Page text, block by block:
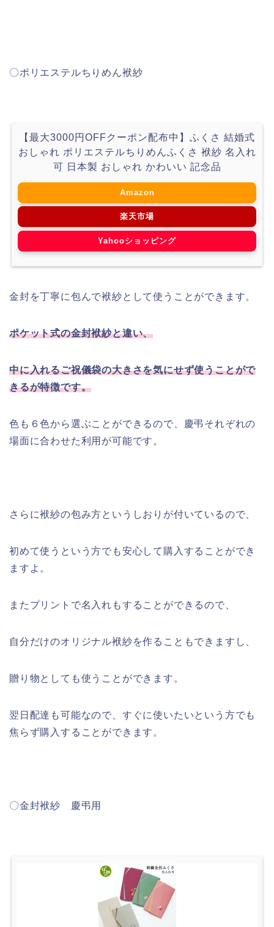
〇ポリエステルちりめん袱紗
【最大3000円OFFクーポン配布中】ふくさ 結婚式
おしゃれ ポリエステルちりめんふくさ 袱紗 名入れ
可 日本製 おしゃれ かわいい 記念品
Amazon
楽天市場
Yahooショッピング
金封を丁寧に包んで袱紗として使うことができます。
ポケット式の金封袱紗と違い、
中に入れるご祝儀袋の大きさを気にせず使うことがで
きるが特徴です。
色も６色から選ぶことができるので、慶弔それぞれの
場面に合わせた利用が可能です。
さらに袱紗の包み方というしおりが付いているので、
初めて使うという方でも安心して購入することができ
ますよ。
またプリントで名入れもすることができるので、
自分だけのオリジナル袱紗を作ることもできますし、
贈り物としても使うことができます。
翌日配達も可能なので、すぐに使いたいという方でも
焦らず購入することができます。
〇金封袱紗 慶弔用